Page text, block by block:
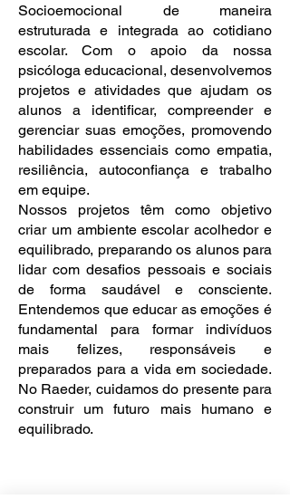
Socioemocional de maneira
estruturada e integrada ao cotidiano
escolar. Com o apoio da nossa
psicóloga educacional, desenvolvemos
projetos e atividades que ajudam os
alunos a identificar, compreender e
gerenciar suas emoções, promovendo
habilidades essenciais como empatia,
resiliência, autoconfiança e trabalho
em equipe.
Nossos projetos têm como objetivo
criar um ambiente escolar acolhedor e
equilibrado, preparando os alunos para
lidar com desafios pessoais e sociais
de forma saudável e consciente.
Entendemos que educar as emoções é
fundamental para formar indivíduos
mais felizes, responsáveis e
preparados para a vida em sociedade.
No Raeder, cuidamos do presente para
construir um futuro mais humano e
equilibrado.